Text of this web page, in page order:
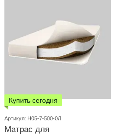
Купить сегодня
Артикул: Н05-7-500-0Л
Матрас для